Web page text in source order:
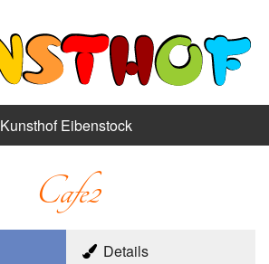
Kunsthof Eibenstock
Cafe2
Details